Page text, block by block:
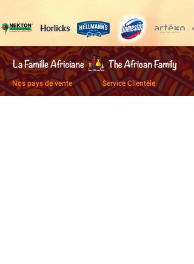
Service Clientèle
Nos pays de vente